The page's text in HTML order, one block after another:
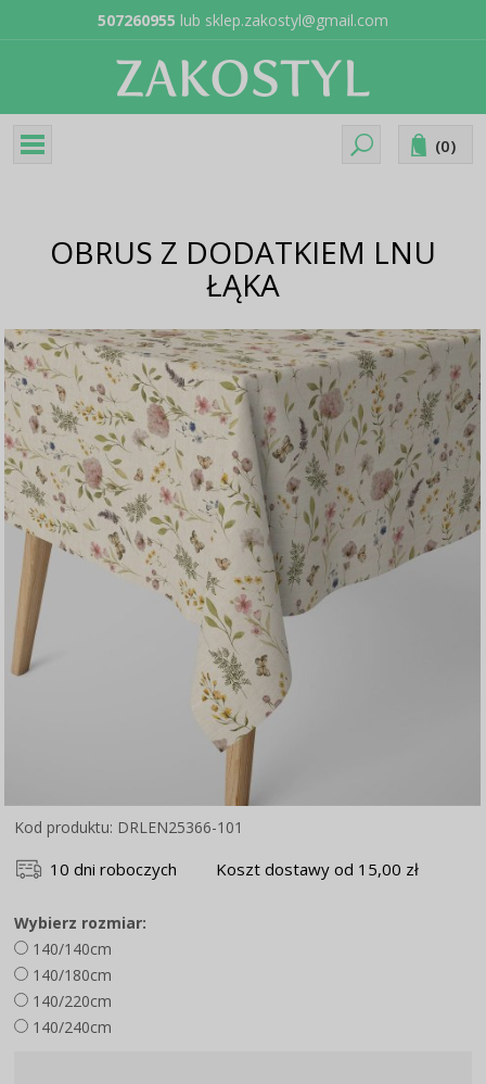
507260955 lub sklep.zakostyl@gmail.com
(0)
OBRUS Z DODATKIEM LNU
ŁĄKA
Kod produktu: DRLEN25366-101
10 dni roboczych Koszt dostawy od 15,00 zł
Wybierz rozmiar:
140/140cm
140/180cm
140/220cm
140/240cm